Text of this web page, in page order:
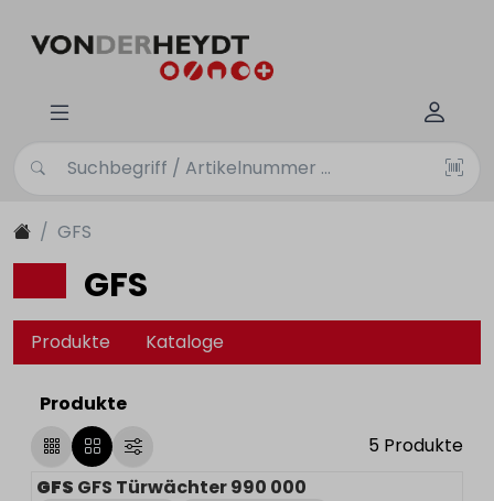
GFS
GFS
Produkte Kataloge
Produkte
5 Produkte
GFS GFS Türwächter 990 000